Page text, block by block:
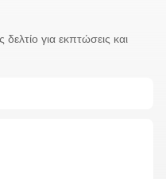
για εκπτώσεις και